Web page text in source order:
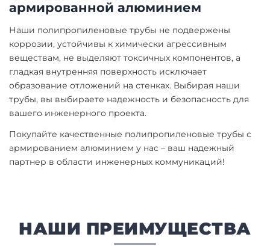
армированной алюминием
Наши полипропиленовые трубы не подвержены
коррозии, устойчивы к химически агрессивным
веществам, не выделяют токсичных компонентов, а
гладкая внутренняя поверхность исключает
образование отложений на стенках. Выбирая наши
трубы, вы выбираете надежность и безопасность для
вашего инженерного проекта.
Покупайте качественные полипропиленовые трубы с
армированием алюминием у нас – ваш надежный
партнер в области инженерных коммуникаций!
НАШИ ПРЕИМУЩЕСТВА